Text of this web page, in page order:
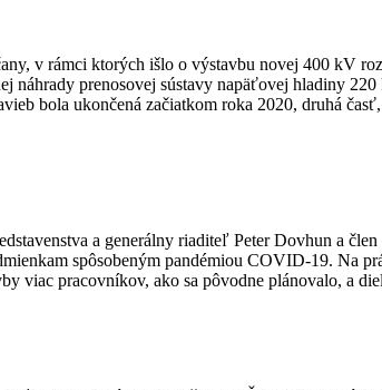
v rámci ktorých išlo o výstavbu novej 400 kV
náhrady prenosovej sústavy napäťovej hladiny
bola ukončená začiatkom roka 2020, druhá
a generálny riaditeľ Peter Dovhun a
spôsobeným pandémiou COVID-19. Na
viac pracovníkov, ako sa pôvodne plánovalo, a